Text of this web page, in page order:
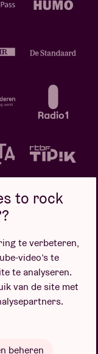
to rock
te verbeteren,
video’s te
te analyseren.
van de site met
beheren